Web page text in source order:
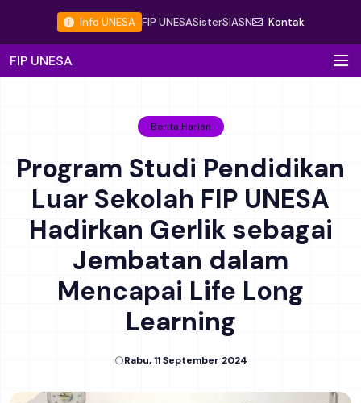
Info UNESA FIP UNESASisterSIASN Kontak
FIP UNESA
Berita Harian
Program Studi Pendidikan
Luar Sekolah FIP UNESA
Hadirkan Gerlik sebagai
Jembatan dalam
Mencapai Life Long
Learning
Rabu, 11 September 2024